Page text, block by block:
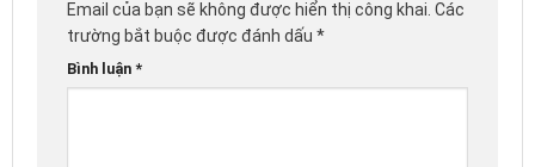
Email của bạn sẽ không được hiển thị công khai. Các
trường bắt buộc được đánh dấu *
Bình luận *